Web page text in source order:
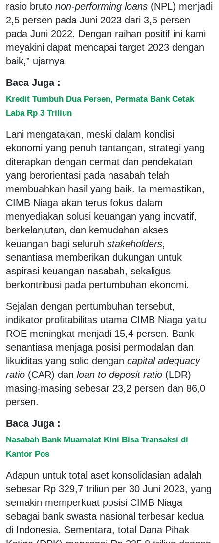
rasio bruto non-performing loans (NPL) menjadi
2,5 persen pada Juni 2023 dari 3,5 persen
pada Juni 2022. Dengan raihan positif ini kami
meyakini dapat mencapai target 2023 dengan
baik,” ujarnya.
Baca Juga :
Kredit Tumbuh Dua Persen, Permata Bank Cetak
Laba Rp 3 Triliun
Lani mengatakan, meski dalam kondisi
ekonomi yang penuh tantangan, strategi yang
diterapkan dengan cermat dan pendekatan
yang berorientasi pada nasabah telah
membuahkan hasil yang baik. Ia memastikan,
CIMB Niaga akan terus fokus dalam
menyediakan solusi keuangan yang inovatif,
berkelanjutan, dan kemudahan akses
keuangan bagi seluruh stakeholders,
senantiasa memberikan dukungan untuk
aspirasi keuangan nasabah, sekaligus
berkontribusi pada pertumbuhan ekonomi.
Sejalan dengan pertumbuhan tersebut,
indikator profitabilitas utama CIMB Niaga yaitu
ROE meningkat menjadi 15,4 persen. Bank
senantiasa menjaga posisi permodalan dan
likuiditas yang solid dengan capital adequacy
ratio (CAR) dan loan to deposit ratio (LDR)
masing-masing sebesar 23,2 persen dan 86,0
persen.
Baca Juga :
Nasabah Bank Muamalat Kini Bisa Transaksi di
Kantor Pos
Adapun untuk total aset konsolidasian adalah
sebesar Rp 329,7 triliun per 30 Juni 2023, yang
semakin memperkuat posisi CIMB Niaga
sebagai bank swasta nasional terbesar kedua
di Indonesia. Sementara, total Dana Pihak